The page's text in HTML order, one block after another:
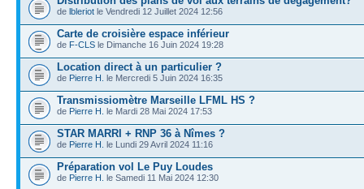
de lbleriot le Vendredi 12 Juillet 2024 12:56
Carte de croisière espace inférieur
de F-CLS le Dimanche 16 Juin 2024 19:28
Location direct à un particulier ?
de Pierre H. le Mercredi 5 Juin 2024 16:35
Transmissiomètre Marseille LFML HS ?
de Pierre H. le Mardi 28 Mai 2024 17:53
STAR MARRI + RNP 36 à Nîmes ?
de Pierre H. le Lundi 29 Avril 2024 11:16
Préparation vol Le Puy Loudes
de Pierre H. le Samedi 11 Mai 2024 12:30